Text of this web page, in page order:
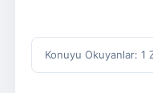
Konuyu Okuyanlar: 1